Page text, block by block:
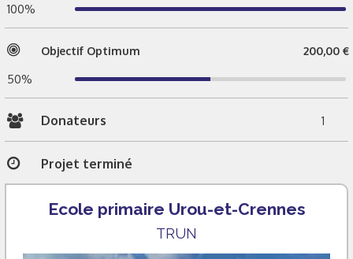
100%
Objectif Optimum 200,00 €
50%
Donateurs 1
Projet terminé
Ecole primaire Urou-et-Crennes
TRUN